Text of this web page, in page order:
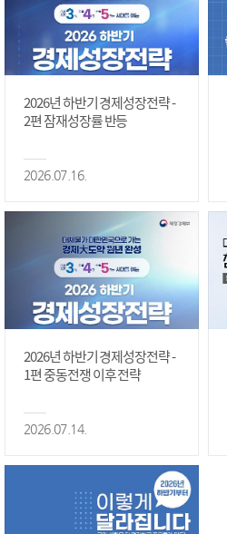
2026년 하반기 경제성장전략 -
2편 잠재성장률 반등
2026.07.16.
2026년 하반기 경제성장전략 -
1편 중동전쟁 이후 전략
2026.07.14.